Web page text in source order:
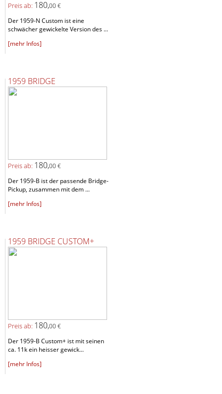
Preis ab: 180,00 €
Der 1959-N Custom ist eine
schwächer gewickelte Version des ...
[mehr Infos]
1959 BRIDGE
Preis ab: 180,00 €
Der 1959-B ist der passende Bridge-
Pickup, zusammen mit dem ...
[mehr Infos]
1959 BRIDGE CUSTOM+
Preis ab: 180,00 €
Der 1959-B Custom+ ist mit seinen
ca. 11k ein heisser gewick...
[mehr Infos]